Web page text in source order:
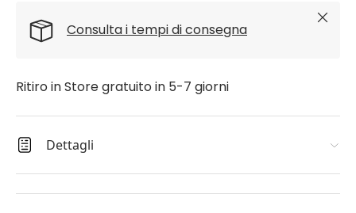
Consulta i tempi di consegna
Chiudi
Ritiro in Store gratuito in 5-7 giorni
Dettagli